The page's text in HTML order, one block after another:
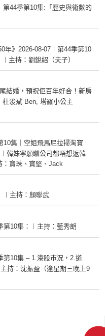
第44季第10集:「歴史與術數的
年》2026-08-07︱第44季第10
主持：劉銳紹（夫子）
結婚，預祝佢百年好合！新房
杜浚斌 Ben, 塔羅小公主
10集｜空姐飛馬尼拉掃淘寶
韓妹寧願瞓公司都唔想返韓
：寶珠、寶堅、Jack
主持：顏聯武
第10集：︱主持：藍秀朗
第10集 – 1.港股市況，2.道
持：沈振盈（逢星期三晚上9